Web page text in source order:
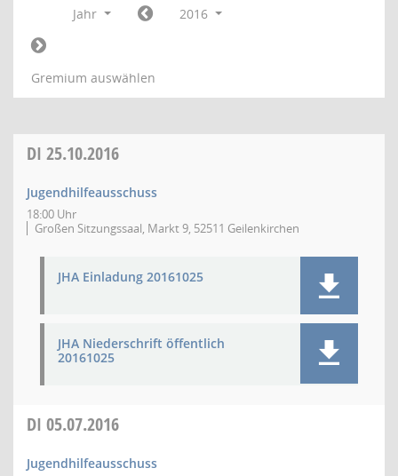
Jahr 2016
Gremium auswählen
DI 25.10.2016
Jugendhilfeausschuss
18:00 Uhr
Großen Sitzungssaal, Markt 9, 52511 Geilenkirchen
JHA Einladung 20161025
JHA Niederschrift öffentlich
20161025
DI 05.07.2016
Jugendhilfeausschuss